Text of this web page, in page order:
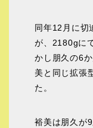
同年12月に切
が、2180gに
かし朋久の6
美と同じ拡張
た。
裕美は朋久が